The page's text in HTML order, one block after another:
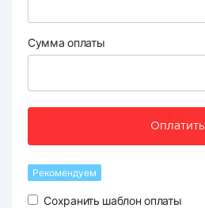
Сумма оплаты
Оплатить
Рекомендуем
Сохранить шаблон оплаты